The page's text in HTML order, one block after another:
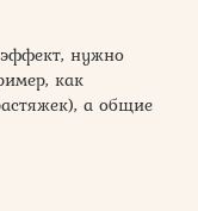
нужно
как
а общие